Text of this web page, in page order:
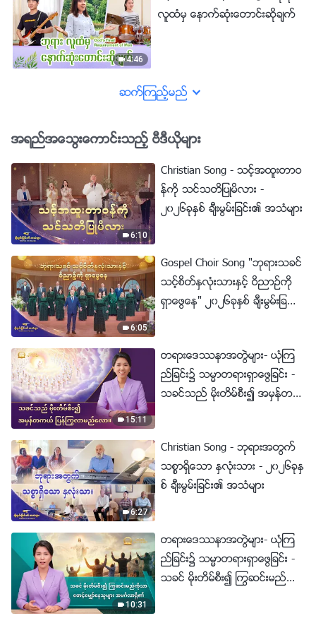
4:46
လူထံမွ ေနာက္ဆုံးေတာင္းဆိုခ်က္
ဆက္ၾကည့္မည္
အရည္အေသြးေကာင္းသည့္ ဗီဒီယိုမ်ား
6:10
Christian Song - သင့္အထူးတာဝ
န္ကို သင္သတိျပဳမိလား -
၂၀၂၆ခုႏွစ္ ခ်ီးမြမ္းျခင္း၏ အသံမ်ား
6:05
Gospel Choir Song "ဘုရားသခင္
သင့္စိတ္ႏွလုံးသားႏွင့္ ဝိညာဥ္ကို
ရွာေဖြေန" ၂၀၂၆ခုႏွစ္ ခ်ီးမြမ္းျခ
15:11
တရားေဒႆနာအတြဲမ်ား- ယုံၾက
ည္ျခင္း၌ သမၼာတရားရွာေဖြျခင္း -
သခင္သည္ မိုးတိမ္စီး၍ အမွန္တက
6:27
Christian Song - ဘုရားအတြက္
သစၥာရွိေသာ ႏွလုံးသား - ၂၀၂၆ခုႏွ
စ္ ခ်ီးမြမ္းျခင္း၏ အသံမ်ား
10:31
တရားေဒႆနာအတြဲမ်ား- ယုံၾက
ည္ျခင္း၌ သမၼာတရားရွာေဖြျခင္း -
သခင္ မိုးတိမ္စီး၍ ႂကြဆင္းမည္ကို